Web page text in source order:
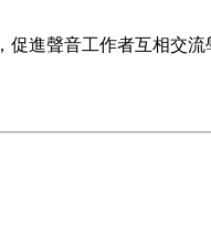
進聲音工作者互相交流